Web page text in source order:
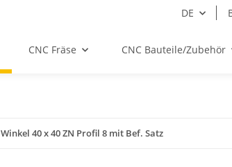
DE
CNC Fräse CNC Bauteile/Zubehör
Winkel 40 x 40 ZN Profil 8 mit Bef. Satz